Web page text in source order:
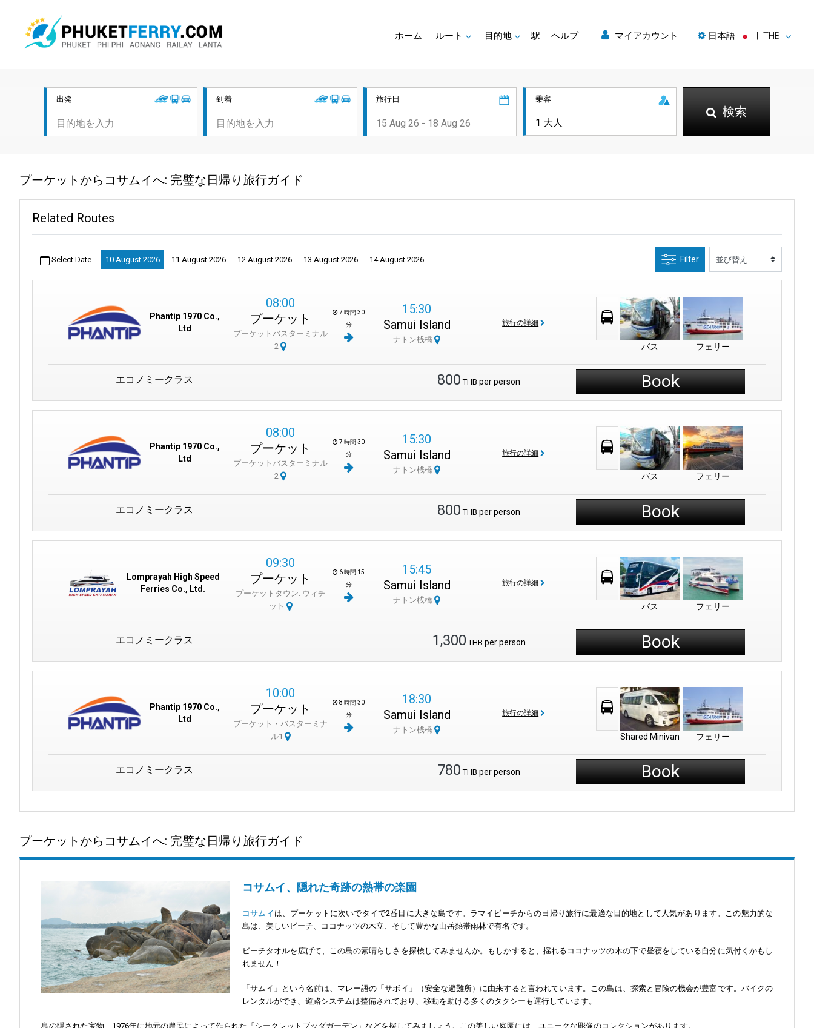
ホーム ルート 目的地 駅 ヘルプ マイアカウント 日本語 | THB
出発 到着 旅行日 乗客
検索
プーケットからコサムイへ: 完璧な日帰り旅行ガイド
Related Routes
Select Date 10 August 2026 11 August 2026 12 August 2026 13 August 2026 14 August 2026 Filter
Phantip 1970 Co.,
Ltd
08:00
プーケット
プーケットバスターミナル
2
7 時間 30
分
15:30
Samui Island
ナトン桟橋
旅行の詳細
バス フェリー
エコノミークラス 800 THB per person Book
Phantip 1970 Co.,
Ltd
08:00
プーケット
プーケットバスターミナル
2
7 時間 30
分
15:30
Samui Island
ナトン桟橋
旅行の詳細
バス フェリー
エコノミークラス 800 THB per person Book
Lomprayah High Speed
Ferries Co., Ltd.
09:30
プーケット
プーケットタウン: ウィチ
ット
6 時間 15
分
15:45
Samui Island
ナトン桟橋
旅行の詳細
バス フェリー
エコノミークラス 1,300 THB per person Book
Phantip 1970 Co.,
Ltd
10:00
プーケット
プーケット・バスターミナ
ル1
8 時間 30
分
18:30
Samui Island
ナトン桟橋
旅行の詳細
Shared Minivan フェリー
エコノミークラス 780 THB per person Book
プーケットからコサムイへ: 完璧な日帰り旅行ガイド
コサムイ、隠れた奇跡の熱帯の楽園
コサムイ は、プーケットに次いでタイで2番目に大きな島です。ラマイビーチからの日帰り旅行に最適な目的地として人気があります。この魅力的な
島は、美しいビーチ、ココナッツの木立、そして豊かな山岳熱帯雨林で有名です。
ビーチタオルを広げて、この島の素晴らしさを探検してみませんか。もしかすると、揺れるココナッツの木の下で昼寝をしている自分に気付くかもし
れません！
「サムイ」という名前は、マレー語の「サボイ」（安全な避難所）に由来すると言われています。この島は、探索と冒険の機会が豊富です。バイクの
レンタルができ、道路システムは整備されており、移動を助ける多くのタクシーも運行しています。
島の隠された宝物、1976年に地元の農民によって作られた「シークレットブッダガーデン」などを探してみましょう。この美しい庭園には、ユニークな彫像のコレクションがあります。